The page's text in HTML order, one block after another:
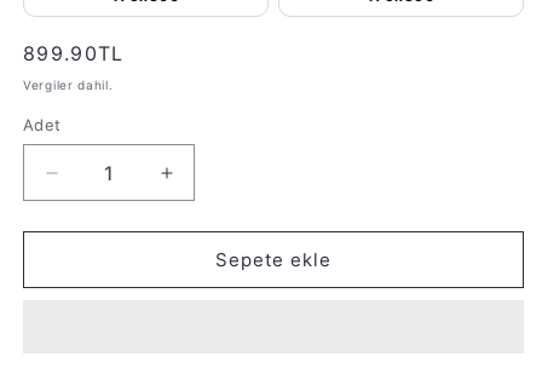
Normal fiyat
899.90TL
Vergiler dahil.
Adet
Adet
Sepete ekle